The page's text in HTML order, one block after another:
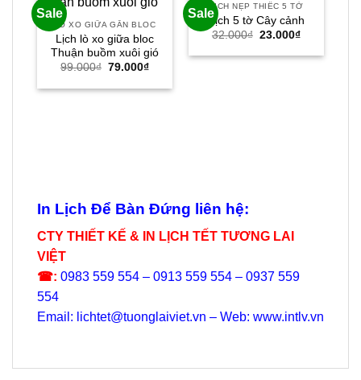
Sale
LÒ XO GIỮA GẮN BLOC
Lịch lò xo giữa bloc
Thuận buồm xuôi gió
99.000₫ Giá
là:
79.000₫Giá
tại
Sale
LỊCH NẸP THIẾC 5 TỜ
Lịch 5 tờ Cây cảnh
32.000₫ Giá
là:
23.000₫Giá
tại
In Lịch Để Bàn Đứng liên hệ:
CTY THIẾT KẾ & IN LỊCH TẾT TƯƠNG LAI
VIỆT
☎: 0983 559 554 – 0913 559 554 – 0937 559
554
Email: lichtet@tuonglaiviet.vn – Web: www.intlv.vn